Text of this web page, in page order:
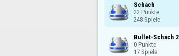
Schach
22 Punkte
248 Spiele
Bullet-Schach 2
0 Punkte
17 Spiele